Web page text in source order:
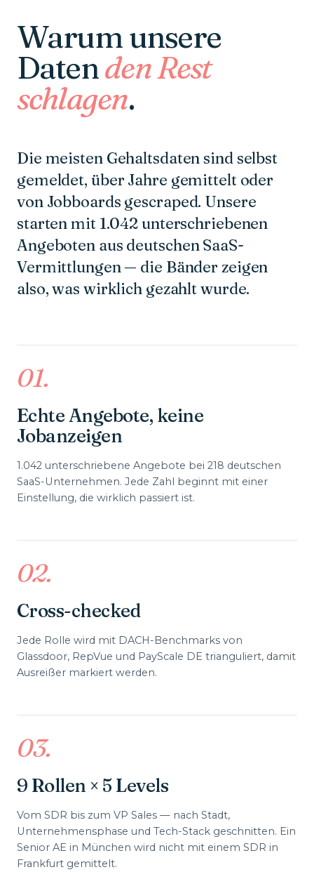
Warum unsere
Datenden Rest
schlagen.
Die meisten Gehaltsdaten sind selbst
gemeldet, über Jahre gemittelt oder
von Jobboards gescraped. Unsere
starten mit 1.042 unterschriebenen
Angeboten aus deutschen SaaS-
Vermittlungen — die Bänder zeigen
also, was wirklich gezahlt wurde.
01.
Echte Angebote, keine
Jobanzeigen
1.042 unterschriebene Angebote bei 218 deutschen
SaaS-Unternehmen. Jede Zahl beginnt mit einer
Einstellung, die wirklich passiert ist.
02.
Cross-checked
Jede Rolle wird mit DACH-Benchmarks von
Glassdoor, RepVue und PayScale DE trianguliert, damit
Ausreißer markiert werden.
03.
9 Rollen × 5 Levels
Vom SDR bis zum VP Sales — nach Stadt,
Unternehmensphase und Tech-Stack geschnitten. Ein
Senior AE in München wird nicht mit einem SDR in
Frankfurt gemittelt.